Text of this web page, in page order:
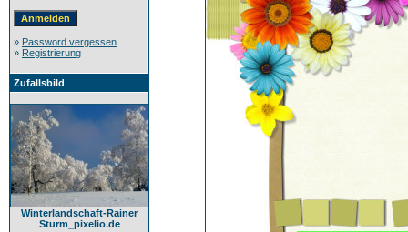
» Password vergessen
» Registrierung
Zufallsbild
Winterlandschaft-Rainer
Sturm_pixelio.de